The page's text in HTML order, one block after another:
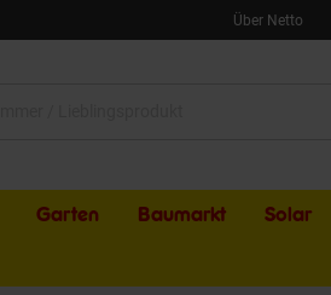
Über Netto
Garten Baumarkt Solar